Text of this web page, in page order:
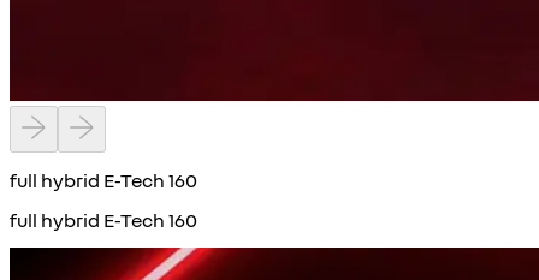
full hybrid E-Tech 160
full hybrid E-Tech 160